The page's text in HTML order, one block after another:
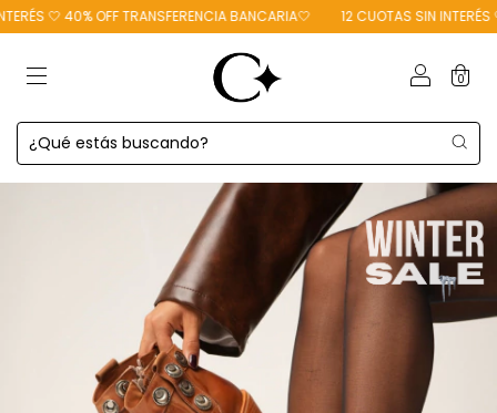
🤍 40% OFF TRANSFERENCIA BANCARIA🤍 12 CUOTAS SIN INTERÉS 🤍
0